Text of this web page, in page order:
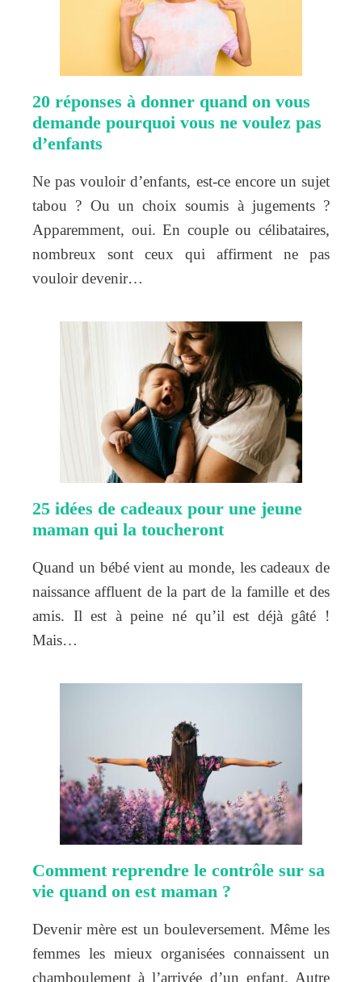
20 réponses à donner quand on vous
demande pourquoi vous ne voulez pas
d’enfants
Ne pas vouloir d’enfants, est-ce encore un sujet
tabou ? Ou un choix soumis à jugements ?
Apparemment, oui. En couple ou célibataires,
nombreux sont ceux qui affirment ne pas
vouloir devenir…
25 idées de cadeaux pour une jeune
maman qui la toucheront
Quand un bébé vient au monde, les cadeaux de
naissance affluent de la part de la famille et des
amis. Il est à peine né qu’il est déjà gâté !
Mais…
Comment reprendre le contrôle sur sa
vie quand on est maman ?
Devenir mère est un bouleversement. Même les
femmes les mieux organisées connaissent un
chamboulement à l’arrivée d’un enfant. Autre